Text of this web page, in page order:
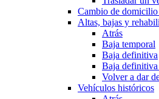
Cambio de domicilio
Altas, bajas y
Atrás
Baja temporal
Baja definitiva
Baja
Volver a dar
Vehículos históricos